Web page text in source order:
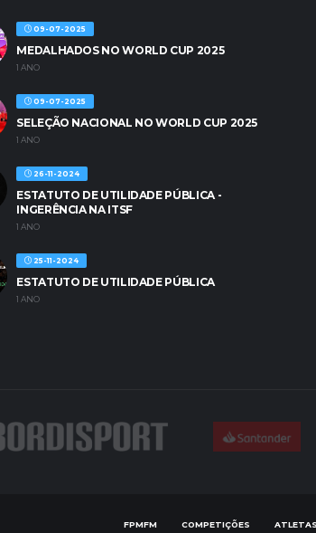
09-07-2025
MEDALHADOS NO WORLD CUP 2025
1 ANO
09-07-2025
SELEÇÃO NACIONAL NO WORLD CUP 2025
1 ANO
26-11-2024
ESTATUTO DE UTILIDADE PÚBLICA -
INGERÊNCIA NA ITSF
1 ANO
25-11-2024
ESTATUTO DE UTILIDADE PÚBLICA
1 ANO
FPMFM COMPETIÇÕES ATLETAS